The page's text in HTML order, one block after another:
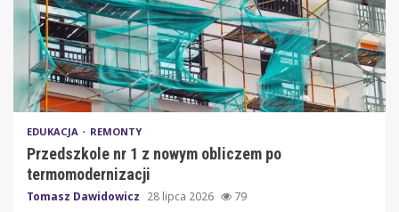
EDUKACJA REMONTY
Przedszkole nr 1 z nowym obliczem po
termomodernizacji
Tomasz Dawidowicz 28 lipca 2026 79